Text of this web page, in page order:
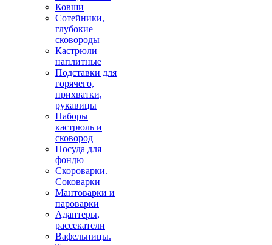
Ковши
Сотейники,
глубокие
сковороды
Кастрюли
наплитные
Подставки для
горячего,
прихватки,
рукавицы
Наборы
кастрюль и
сковород
Посуда для
фондю
Скороварки.
Соковарки
Мантоварки и
пароварки
Адаптеры,
рассекатели
Вафельницы.